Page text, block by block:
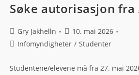
Søke autorisasjon fra
Gry Jakhelln
10. mai 2026
Infomyndigheter / Studenter
Studentene/elevene må fra 27. mai